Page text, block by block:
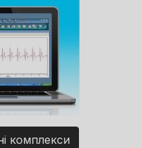
комплекси